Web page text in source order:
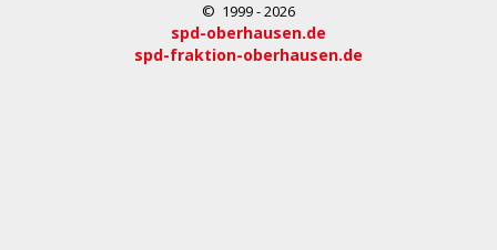
© 1999 - 2026
spd-oberhausen.de
spd-fraktion-oberhausen.de